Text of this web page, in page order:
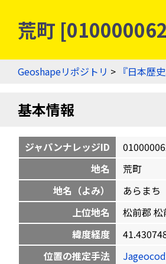
荒町
Geoshapeリポジトリ > 『日本歴
基本情報
ジャパンナレッジID
地名
荒町
地名（よみ）
あらまち
上位地名
松前郡 松
緯度経度
位置の推定手法